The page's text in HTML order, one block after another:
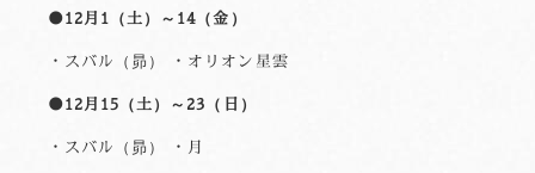
●12月1（土）～14（金）
・スバル（昴） ・オリオン星雲
●12月15（土）～23（日）
・スバル（昴） ・月